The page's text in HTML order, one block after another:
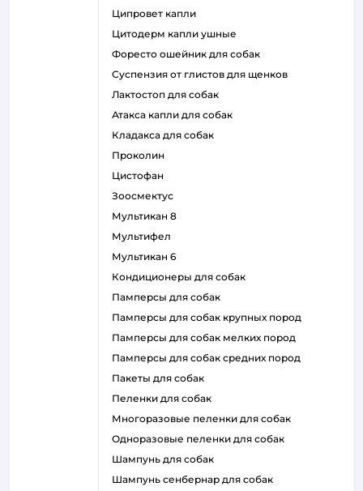
ципровет капли
цитодерм капли ушные
форесто ошейник для собак
суспензия от глистов для щенков
лактостоп для собак
атакса капли для собак
кладакса для собак
проколин
цистофан
зоосмектус
мультикан 8
мультифел
мультикан 6
кондиционеры для собак
памперсы для собак
памперсы для собак крупных пород
памперсы для собак мелких пород
памперсы для собак средних пород
пакеты для собак
пеленки для собак
многоразовые пеленки для собак
одноразовые пеленки для собак
шампунь для собак
шампунь сенбернар для собак